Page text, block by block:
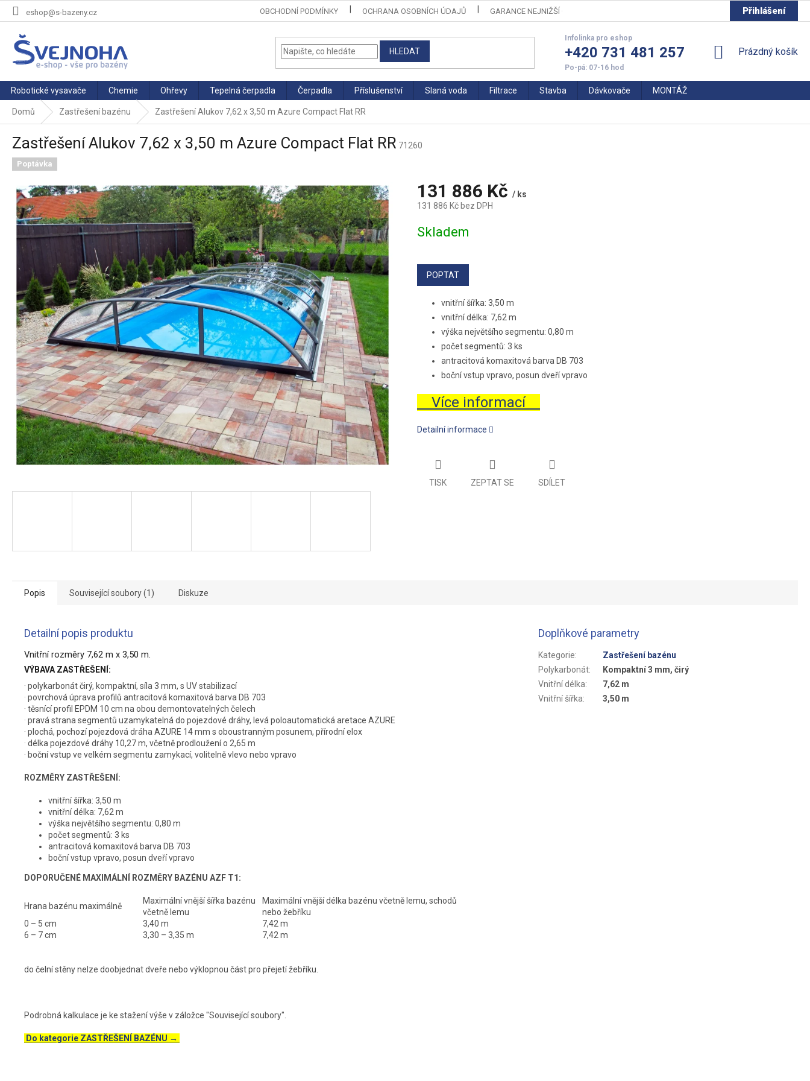
Přejít
eshop@s-bazeny.cz OBCHODNÍ PODMÍNKY OCHRANA OSOBNÍCH ÚDAJŮ GARANCE NEJNIŽŠÍ CENY Přihlášení
HLEDAT +420 731 481 257
NÁKUPNÍ
Prázdný košík
Robotické vysavače Chemie Ohřevy Tepelná čerpadla Čerpadla Příslušenství Slaná voda Filtrace Stavba Dávkovače MONTÁŽ
Domů Zastřešení bazénu Zastřešení Alukov 7,62 x 3,50 m Azure Compact Flat RR
Zastřešení Alukov 7,62 x 3,50 m Azure Compact Flat RR 71260
Poptávka
131 886 Kč / ks
131 886 Kč bez DPH
cena:
Skladem
POPTAT
vnitřní šířka: 3,50 m
vnitřní délka: 7,62 m
výška největšího segmentu: 0,80 m
počet segmentů: 3 ks
antracitová komaxitová barva DB 703
boční vstup vpravo, posun dveří vpravo
Více informací
Detailní informace
TISK ZEPTAT SE SDÍLET
Popis Související soubory (1) Diskuze
Detailní popis produktu
Vnitřní rozměry 7,62 m x 3,50 m.
VÝBAVA ZASTŘEŠENÍ:
· polykarbonát čirý, kompaktní, síla 3 mm, s UV stabilizací
· povrchová úprava profilů antracitová komaxitová barva DB 703
· těsnící profil EPDM 10 cm na obou demontovatelných čelech
· pravá strana segmentů uzamykatelná do pojezdové dráhy, levá poloautomatická aretace AZURE
· plochá, pochozí pojezdová dráha AZURE 14 mm s oboustranným posunem, přírodní elox
· délka pojezdové dráhy 10,27 m, včetně prodloužení o 2,65 m
· boční vstup ve velkém segmentu zamykací, volitelně vlevo nebo vpravo
ROZMĚRY ZASTŘEŠENÍ:
vnitřní šířka: 3,50 m
vnitřní délka: 7,62 m
výška největšího segmentu: 0,80 m
počet segmentů: 3 ks
antracitová komaxitová barva DB 703
boční vstup vpravo, posun dveří vpravo
DOPORUČENÉ MAXIMÁLNÍ ROZMĚRY BAZÉNU AZF T1:
Hrana bazénu maximálně
Maximální vnější šířka bazénu
včetně lemu
Maximální vnější délka bazénu včetně lemu, schodů
nebo žebříku
0 – 5 cm
3,40 m
7,42 m
6 – 7 cm
3,30 – 3,35 m 7,42 m
do čelní stěny nelze doobjednat dveře nebo výklopnou část pro přejetí žebříku.
Podrobná kalkulace je ke stažení výše v záložce "Související soubory".
Do kategorie ZASTŘEŠENÍ BAZÉNU →
Doplňkové parametry
Kategorie:
Zastřešení bazénu
Polykarbonát:
Kompaktní 3 mm, čirý
Vnitřní délka:
7,62 m
Vnitřní šířka: 3,50 m